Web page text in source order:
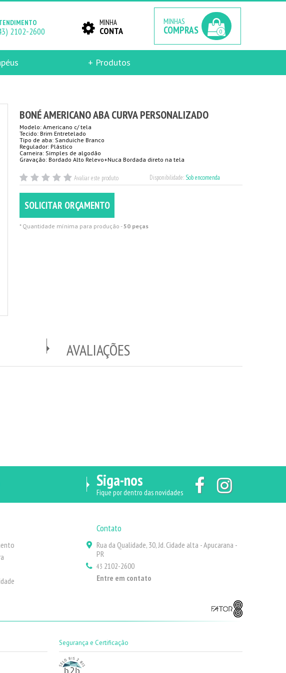
2102-2600
MINHA
CONTA 0
MINHAS
COMPRAS
+ Produtos
BONÉ AMERICANO ABA CURVA PERSONALIZADO
Modelo: Americano c/ tela
Tecido: Brim Entretelado
Tipo de aba: Sanduiche Branco
Regulador: Plástico
Carneira: Simples de algodão
Gravação: Bordado Alto Relevo+Nuca Bordada direto na tela
Avaliar este produto Disponibilidade: Sob encomenda
SOLICITAR ORÇAMENTO
* Quantidade mínima para produção -50 peças
AVALIAÇÕES
Siga-nos
Fique por dentro das novidades
Contato
Rua da Qualidade, 30, Jd. Cidade alta - Apucarana -
PR
43 2102-2600
Entre em contato
Segurança e Certificação